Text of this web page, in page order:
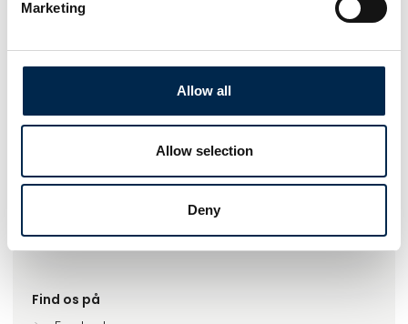
Marketing
Allow all
Allow selection
Deny
Gå til hjemmeside
Find os på